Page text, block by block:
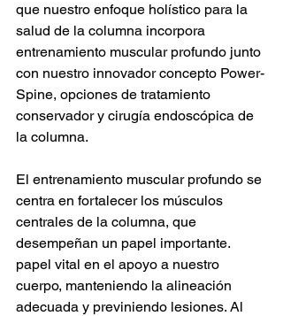
que nuestro enfoque holístico para la
salud de la columna incorpora
entrenamiento muscular profundo junto
con nuestro innovador concepto Power-
Spine, opciones de tratamiento
conservador y cirugía endoscópica de
la columna.
El entrenamiento muscular profundo se
centra en fortalecer los músculos
centrales de la columna, que
desempeñan un papel importante.
papel vital en el apoyo a nuestro
cuerpo, manteniendo la alineación
adecuada y previniendo lesiones. Al